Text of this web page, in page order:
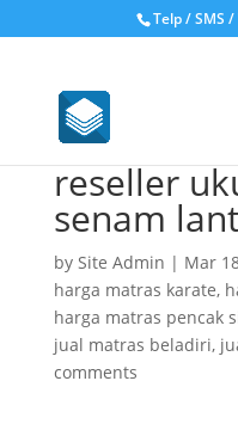
Telp / SMS
reseller
senam
by Site Admin | Mar
harga matras karate,
harga matras pencak
jual matras beladiri,
comments